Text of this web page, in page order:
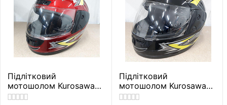
Підлітковий
мотошолом Kurosawa
M1 (червоний)
Підлітковий
мотошолом Kurosawa
M1 (чорний)